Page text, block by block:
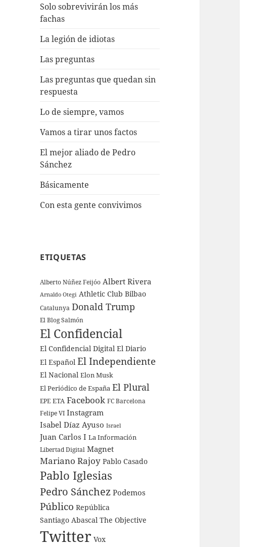
Solo sobrevivirán los más
fachas
La legión de idiotas
Las preguntas
Las preguntas que quedan sin
respuesta
Lo de siempre, vamos
Vamos a tirar unos factos
El mejor aliado de Pedro
Sánchez
Básicamente
Con esta gente convivimos
ETIQUETAS
Alberto Núñez Feijóo Albert Rivera
Arnaldo Otegi Athletic Club Bilbao
Catalunya Donald Trump
El Blog Salmón
El Confidencial
El Confidencial Digital El Diario
El Español El Independiente
El Nacional Elon Musk
El Periódico de España El Plural
EPE ETA Facebook FC Barcelona
Felipe VI Instagram
Isabel Díaz Ayuso Israel
Juan Carlos I La Información
Libertad Digital Magnet
Mariano Rajoy Pablo Casado
Pablo Iglesias
Pedro Sánchez Podemos
Público República
Santiago Abascal The Objective
Twitter Vox